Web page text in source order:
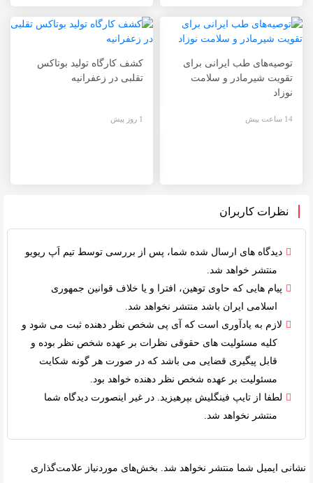
توصیه‌های طب ایرانی برای
تقویت شیرمادر و سلامت
نوزاد
14 ساعت پیش
کشف کارگاه تولید بوتاکس
تقلبی در زعفرانیه
1 روز پیش
نظرات کاربران
دیدگاه های ارسال شده شما، پس از بررسی توسط تیم اَپ ریویو
منتشر خواهد شد.
پیام هایی که حاوی توهین، افترا و یا خلاف قوانین جمهوری
اسلامی ایران باشد منتشر نخواهد شد.
لازم به یادآوری است که آی پی شخص نظر دهنده ثبت می شود و
کلیه مسئولیت های حقوقی نظرات بر عهده شخص نظر بوده و
قابل پیگیری قضایی می باشد که در صورت هر گونه شکایت
مسئولیت بر عهده شخص نظر دهنده خواهد بود.
لطفا از تایپ فینگلیش بپرهیزید. در غیر اینصورت دیدگاه شما
منتشر نخواهد شد.
نشانی ایمیل شما منتشر نخواهد شد. بخش‌های موردنیاز علامت‌گذاری